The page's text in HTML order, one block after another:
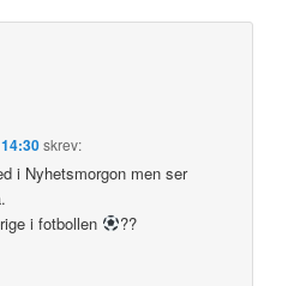
skrev:
i Nyhetsmorgon men ser
i fotbollen
??